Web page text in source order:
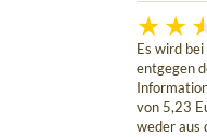
Es wird
entgegen
von 5,23
weder aus